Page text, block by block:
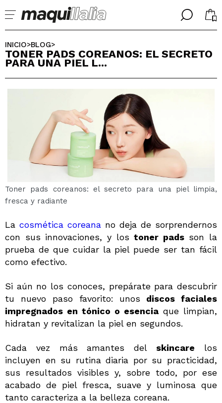
╳
Ya soy #maquilover, tengo cuenta
BIENVENIDX!
¿Olvidaste la contraseña?
QUIERO REGISTRARME
Al crear una cuenta en Maquillalia.com podrás realizar
tus compras rápidamente, revisar el estado de tus
pedidos y consultar tus operaciones anteriores.
CREAR CUENTA
╳
SELECCIONA TU IDIOMA
ENGLISH
FRANCES
ALEMAN
ITALIANO
PORTUGUESE
INICIO>BLOG>
TONER PADS COREANOS: EL SECRETO
PARA UNA PIEL L...
Toner pads coreanos: el secreto para una piel limpia,
fresca y radiante
La cosmética coreana no deja de sorprendernos
con sus innovaciones, y lostoner padsson la
prueba de que cuidar la piel puede ser tan fácil
como efectivo.
Si aún no los conoces, prepárate para descubrir
tu nuevo paso favorito: unos discos faciales
impregnados en tónico o esencia que limpian,
hidratan y revitalizan la piel en segundos.
Cada vez más amantes del skincare los
incluyen en su rutina diaria por su practicidad,
sus resultados visibles y, sobre todo, por ese
acabado de piel fresca, suave y luminosa que
tanto caracteriza a la belleza coreana.